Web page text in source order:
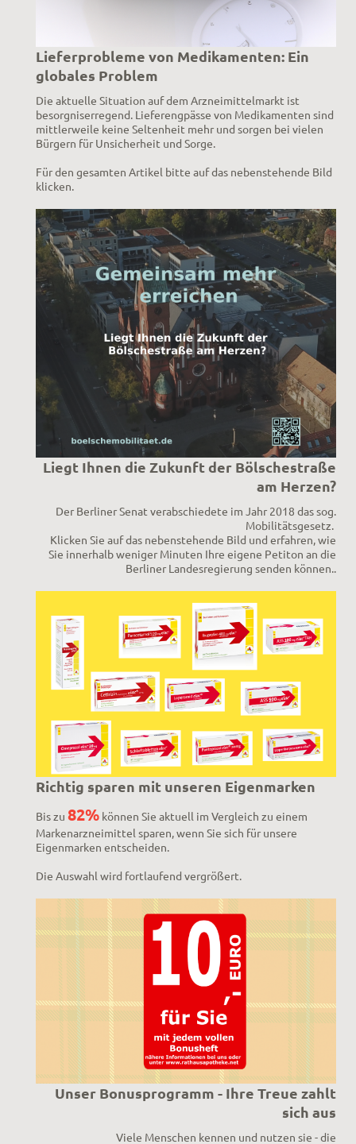
Lieferprobleme von Medikamenten: Ein
globales Problem
Die aktuelle Situation auf dem Arzneimittelmarkt ist
besorgniserregend. Lieferengpässe von Medikamenten sind
mittlerweile keine Seltenheit mehr und sorgen bei vielen
Bürgern für Unsicherheit und Sorge.
Für den gesamten Artikel bitte auf das nebenstehende Bild
klicken.
Liegt Ihnen die Zukunft der Bölschestraße
am Herzen?
Der Berliner Senat verabschiedete im Jahr 2018 das sog.
Mobilitätsgesetz.
Klicken Sie auf das nebenstehende Bild und erfahren, wie
Sie innerhalb weniger Minuten Ihre eigene Petiton an die
Berliner Landesregierung senden können..
Richtig sparen mit unseren Eigenmarken
Bis zu 82% können Sie aktuell im Vergleich zu einem
Markenarzneimittel sparen, wenn Sie sich für unsere
Eigenmarken entscheiden.
Die Auswahl wird fortlaufend vergrößert.
Unser Bonusprogramm - Ihre Treue zahlt
sich aus
Viele Menschen kennen und nutzen sie - die